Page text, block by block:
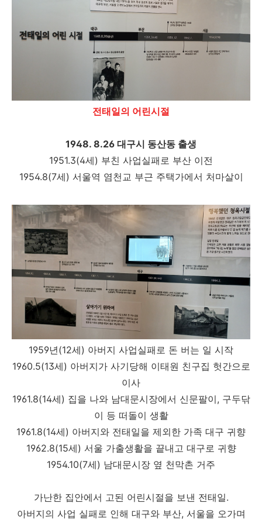
전태일의 어린시절
1948. 8.26 대구시 동산동 출생
1951.3(4세) 부친 사업실패로 부산 이전
1954.8(7세) 서울역 염천교 부근 주택가에서 처마살이
1959년(12세) 아버지 사업실패로 돈 버는 일 시작
1960.5(13세) 아버지가 사기당해 이태원 친구집 헛간으로
이사
1961.8(14세) 집을 나와 남대문시장에서 신문팔이, 구두닦
이 등 떠돌이 생활
1961.8(14세) 아버지와 전태일을 제외한 가족 대구 귀향
1962.8(15세) 서울 가출생활을 끝내고 대구로 귀향
1954.10(7세) 남대문시장 옆 천막촌 거주
가난한 집안에서 고된 어린시절을 보낸 전태일.
아버지의 사업 실패로 인해 대구와 부산, 서울을 오가며